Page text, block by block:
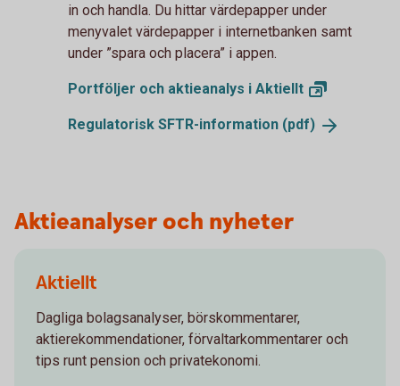
in och handla. Du hittar värdepapper under
menyvalet värdepapper i internetbanken samt
under ”spara och placera” i appen.
Portföljer och aktieanalys i Aktiellt
Regulatorisk SFTR-information (pdf)
Aktieanalyser och nyheter
Aktiellt
Dagliga bolagsanalyser, börskommentarer,
aktierekommendationer, förvaltarkommentarer och
tips runt pension och privatekonomi.